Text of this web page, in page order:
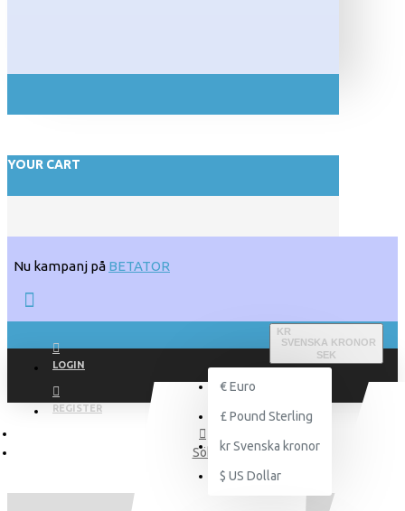
YOUR CART
Nu kampanj på BETATOR
LOGIN
REGISTER
KR
SVENSKA KRONOR
SEK
€ Euro
£ Pound Sterling
kr Svenska kronor
$ US Dollar
Sök